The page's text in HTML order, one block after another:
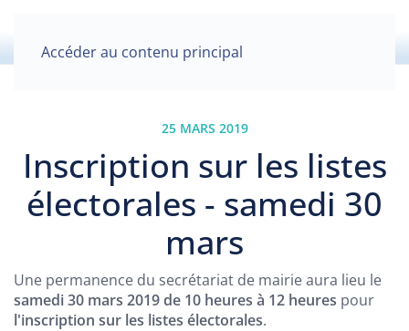
Accéder au contenu principal
25 MARS 2019
Inscription sur les listes
électorales - samedi 30
mars
Une permanence du secrétariat de mairie aura lieu le
samedi 30 mars 2019 de 10 heures à 12 heures pour
l'inscription sur les listes électorales.